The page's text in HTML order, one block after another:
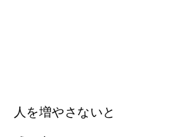
人を増やさないと